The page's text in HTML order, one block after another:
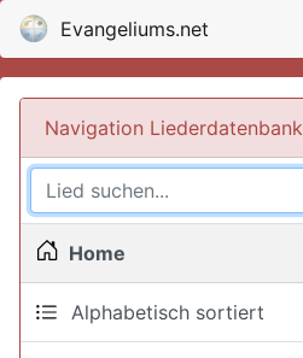
Evangeliums.net
Navigation Liederdatenbank
Home
Alphabetisch sortiert